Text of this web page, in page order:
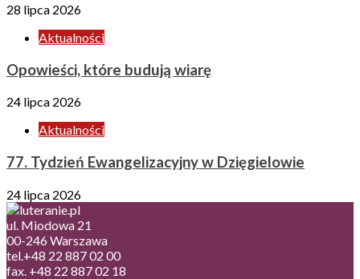
28 lipca 2026
Aktualności
Opowieści, które budują wiarę
24 lipca 2026
Aktualności
77. Tydzień Ewangelizacyjny w Dzięgielowie
24 lipca 2026
ul. Miodowa 21
00-246 Warszawa
tel.+48 22 887 02 00
fax. +48 22 887 02 18